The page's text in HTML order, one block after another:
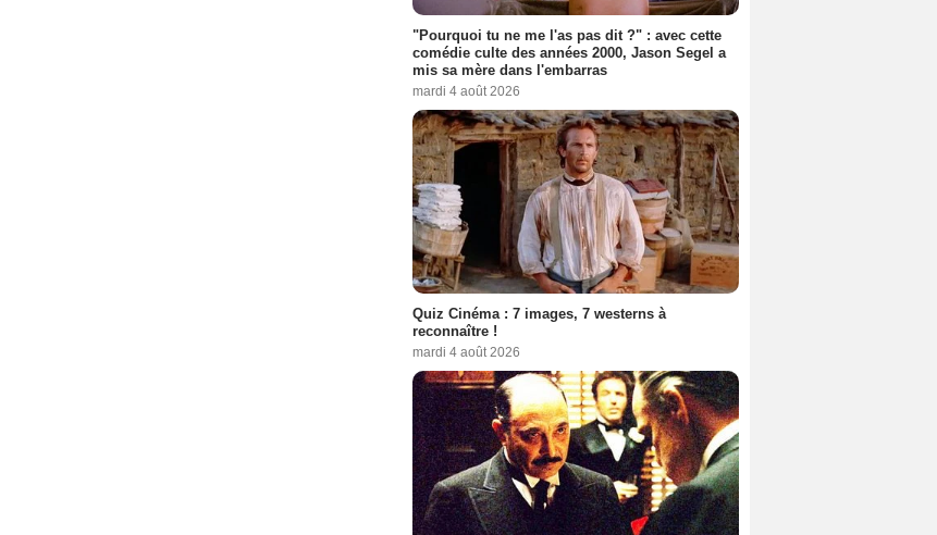
"Pourquoi tu ne me l'as pas dit ?" : avec cette
comédie culte des années 2000, Jason Segel a
mis sa mère dans l'embarras
mardi 4 août 2026
Quiz Cinéma : 7 images, 7 westerns à
reconnaître !
mardi 4 août 2026